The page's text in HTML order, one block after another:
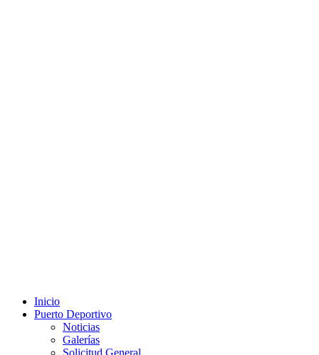
Inicio
Puerto Deportivo
Noticias
Galerías
Solicitud General